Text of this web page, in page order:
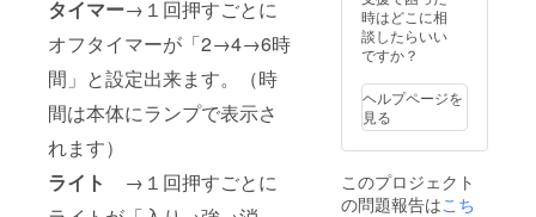
タイマー→１回押すごとに
オフタイマーが「2→4→6時
間」と設定出来ます。（時
間は本体にランプで表示さ
れます）
ライト
→１回押すごとに
時はどこに相
談したらいい
ですか？
ヘルプページを
見る
このプロジェクト
の問題報告はこち